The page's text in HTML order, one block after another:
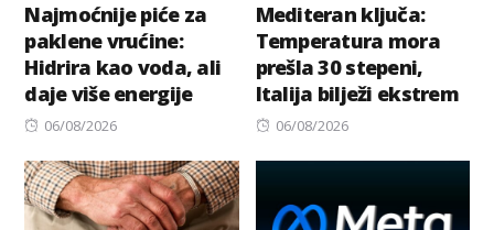
Najmoćnije piće za
paklene vrućine:
Hidrira kao voda, ali
daje više energije
Posted
06/08/2026
Mediteran ključa:
Temperatura mora
prešla 30 stepeni,
Italija bilježi ekstrem
Posted
06/08/2026